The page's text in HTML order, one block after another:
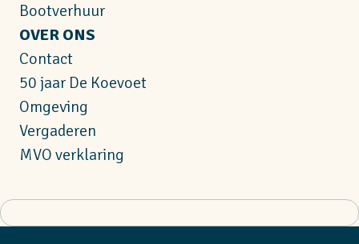
Bootverhuur
OVER ONS
Contact
50 jaar De Koevoet
Omgeving
Vergaderen
MVO verklaring